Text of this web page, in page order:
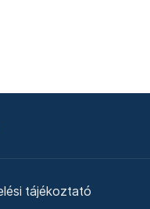
tájékoztató